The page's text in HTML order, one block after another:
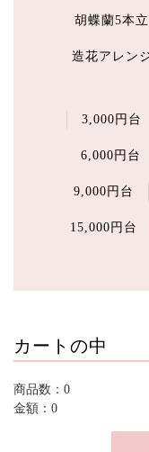
胡蝶蘭5本
造花アレン
3,000円台
6,000円台
9,000円台
15,000円台
カートの中
商品数：0
金額：0